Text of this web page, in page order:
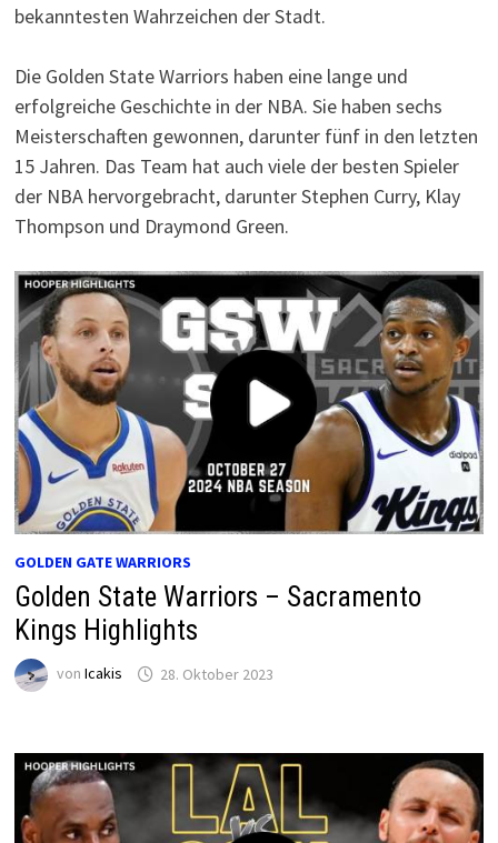
bekanntesten Wahrzeichen der Stadt.
Die Golden State Warriors haben eine lange und
erfolgreiche Geschichte in der NBA. Sie haben sechs
Meisterschaften gewonnen, darunter fünf in den letzten
15 Jahren. Das Team hat auch viele der besten Spieler
der NBA hervorgebracht, darunter Stephen Curry, Klay
Thompson und Draymond Green.
GOLDEN GATE WARRIORS
Golden State Warriors – Sacramento
Kings Highlights
von Icakis 28. Oktober 2023